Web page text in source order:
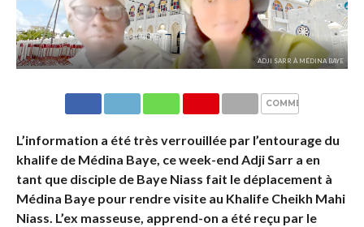
ADJI SARR À MÉDINA BAYE
COMMENTAIRES
L’information a été très verrouillée par l’entourage du
khalife de Médina Baye, ce week-end Adji Sarr a en
tant que disciple de Baye Niass fait le déplacement à
Médina Baye pour rendre visite au Khalife Cheikh Mahi
Niass. L’ex masseuse, apprend-on a été reçu par le